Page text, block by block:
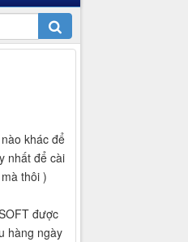
khác để
nhất để cài
thôi )
được
hàng ngày